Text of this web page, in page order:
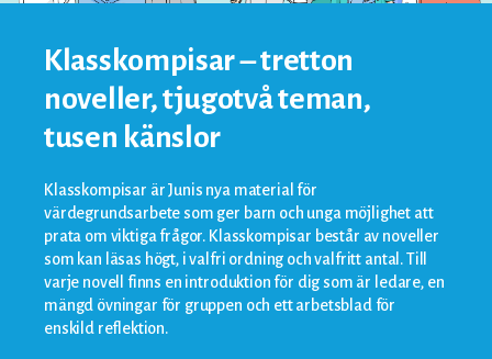
Klasskompisar – tretton
noveller, tjugotvå teman,
tusen känslor
Klasskompisar är Junis nya material för
värdegrundsarbete som ger barn och unga möjlighet att
prata om viktiga frågor. Klasskompisar består av noveller
som kan läsas högt, i valfri ordning och valfritt antal. Till
varje novell finns en introduktion för dig som är ledare, en
mängd övningar för gruppen och ett arbetsblad för
enskild reflektion.